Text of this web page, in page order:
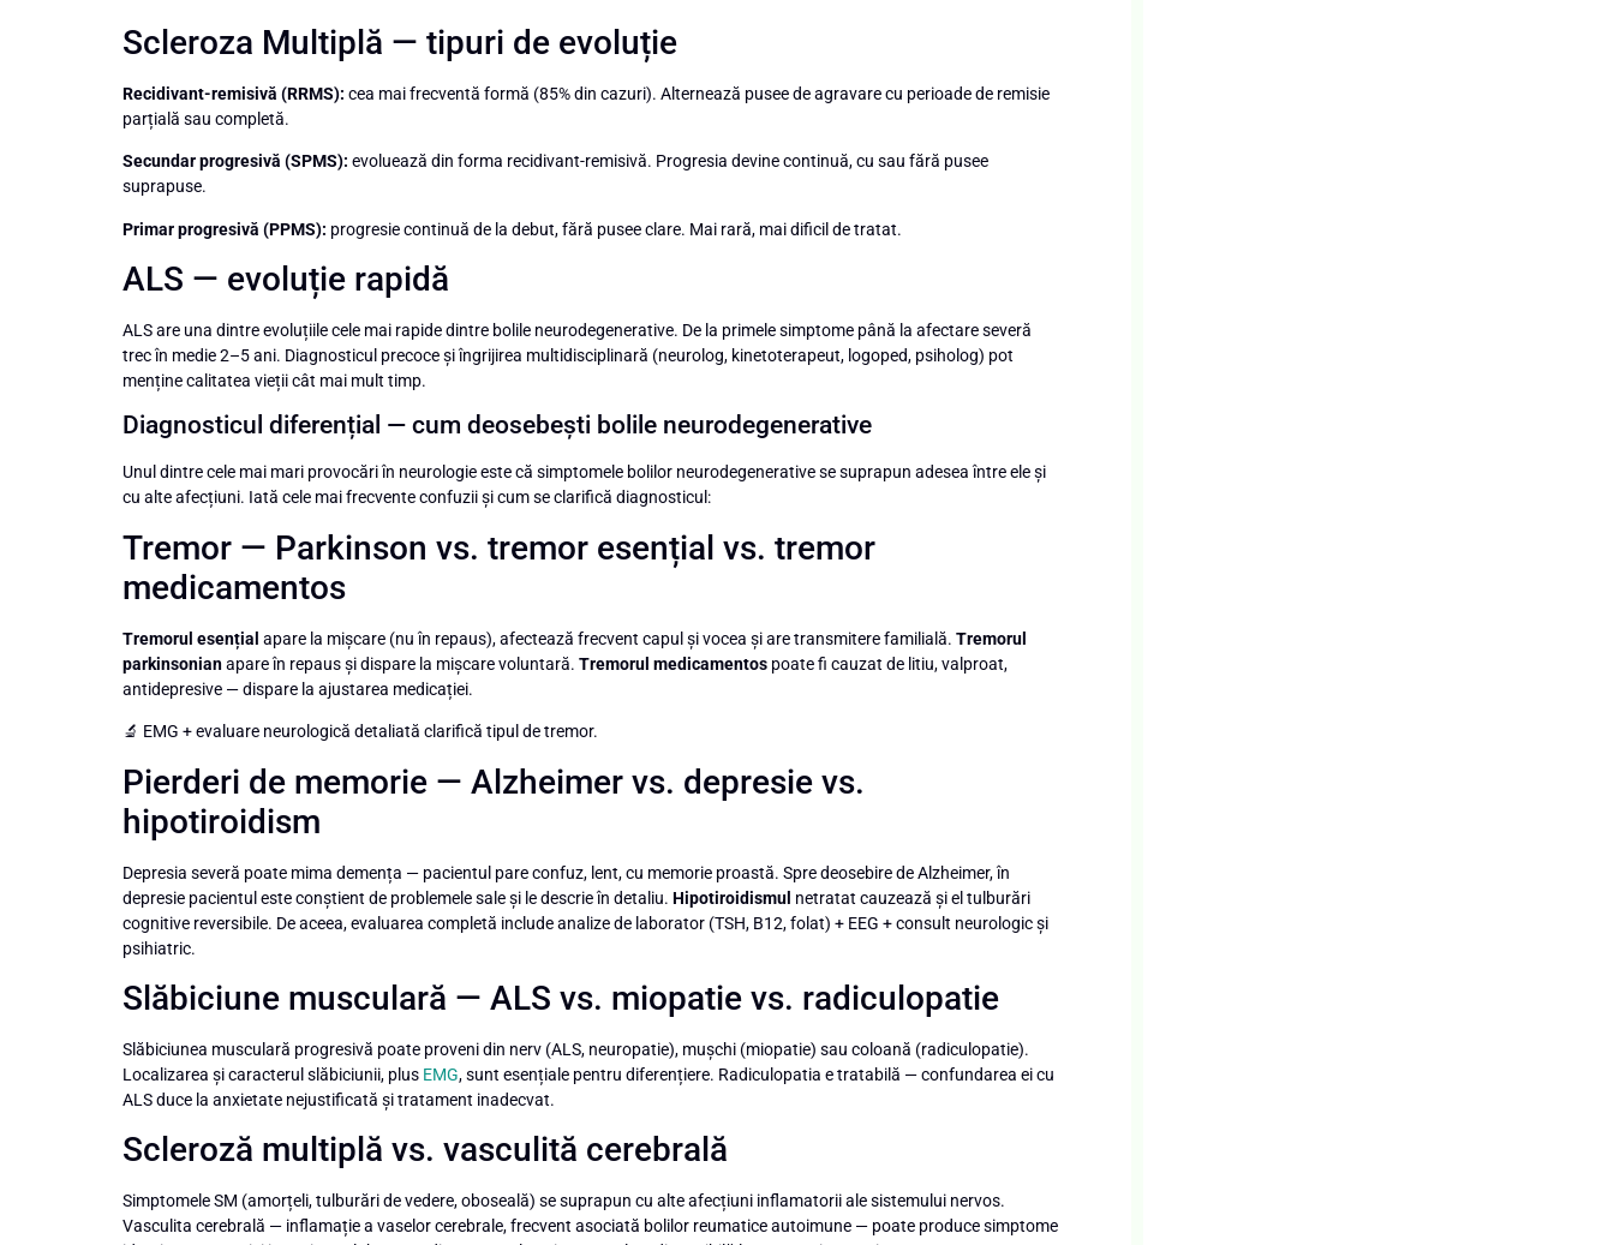
Scleroza Multiplă — tipuri de evoluție
Recidivant-remisivă (RRMS): cea mai frecventă formă (85% din cazuri). Alternează pusee de agravare cu perioade de remisie
parțială sau completă.
Secundar progresivă (SPMS): evoluează din forma recidivant-remisivă. Progresia devine continuă, cu sau fără pusee
suprapuse.
Primar progresivă (PPMS): progresie continuă de la debut, fără pusee clare. Mai rară, mai dificil de tratat.
ALS — evoluție rapidă
ALS are una dintre evoluțiile cele mai rapide dintre bolile neurodegenerative. De la primele simptome până la afectare severă
trec în medie 2–5 ani. Diagnosticul precoce și îngrijirea multidisciplinară (neurolog, kinetoterapeut, logoped, psiholog) pot
menține calitatea vieții cât mai mult timp.
Diagnosticul diferențial — cum deosebești bolile neurodegenerative
Unul dintre cele mai mari provocări în neurologie este că simptomele bolilor neurodegenerative se suprapun adesea între ele și
cu alte afecțiuni. Iată cele mai frecvente confuzii și cum se clarifică diagnosticul:
Tremor — Parkinson vs. tremor esențial vs. tremor
medicamentos
Tremorul esențial apare la mișcare (nu în repaus), afectează frecvent capul și vocea și are transmitere familială. Tremorul
parkinsonianapare în repaus și dispare la mișcare voluntară. Tremorul medicamentos poate fi cauzat de litiu, valproat,
antidepresive — dispare la ajustarea medicației.
🔬 EMG + evaluare neurologică detaliată clarifică tipul de tremor.
Pierderi de memorie — Alzheimer vs. depresie vs.
hipotiroidism
Depresia severă poate mima demența — pacientul pare confuz, lent, cu memorie proastă. Spre deosebire de Alzheimer, în
depresie pacientul este conștient de problemele sale și le descrie în detaliu. Hipotiroidismul netratat cauzează și el tulburări
cognitive reversibile. De aceea, evaluarea completă include analize de laborator (TSH, B12, folat) + EEG + consult neurologic și
psihiatric.
Slăbiciune musculară — ALS vs. miopatie vs. radiculopatie
Slăbiciunea musculară progresivă poate proveni din nerv (ALS, neuropatie), mușchi (miopatie) sau coloană (radiculopatie).
Localizarea și caracterul slăbiciunii, plus EMG, sunt esențiale pentru diferențiere. Radiculopatia e tratabilă — confundarea ei cu
ALS duce la anxietate nejustificată și tratament inadecvat.
Scleroză multiplă vs. vasculită cerebrală
Simptomele SM (amorțeli, tulburări de vedere, oboseală) se suprapun cu alte afecțiuni inflamatorii ale sistemului nervos.
Vasculita cerebrală — inflamație a vaselor cerebrale, frecvent asociată bolilor reumatice autoimune — poate produce simptome